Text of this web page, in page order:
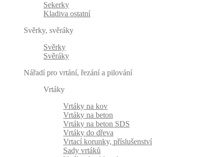
Sekerky
Kladiva ostatní
Svěrky, svěráky
Svěrky
Svěráky
Nářadí pro vrtání, řezání a pilování
Vrtáky
Vrtáky na kov
Vrtáky na beton
Vrtáky na beton SDS
Vrtáky do dřeva
Vrtací korunky, příslušenství
Sady vrtáků